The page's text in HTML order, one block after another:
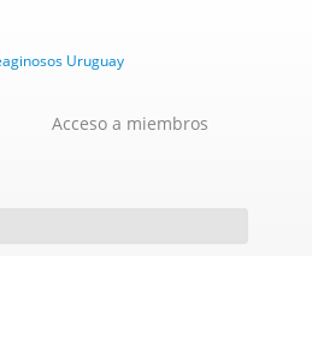
Acceso a miembros